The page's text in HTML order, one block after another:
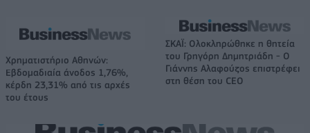
Χρηματιστήριο Αθηνών:
Εβδομαδιαία άνοδος 1,76%,
κέρδη 23,31% από τις αρχές
του έτους
ΣΚΑΪ: Ολοκληρώθηκε η θητεία
του Γρηγόρη Δημητριάδη - Ο
Γιάννης Αλαφούζος επιστρέφει
στη θέση του CEO